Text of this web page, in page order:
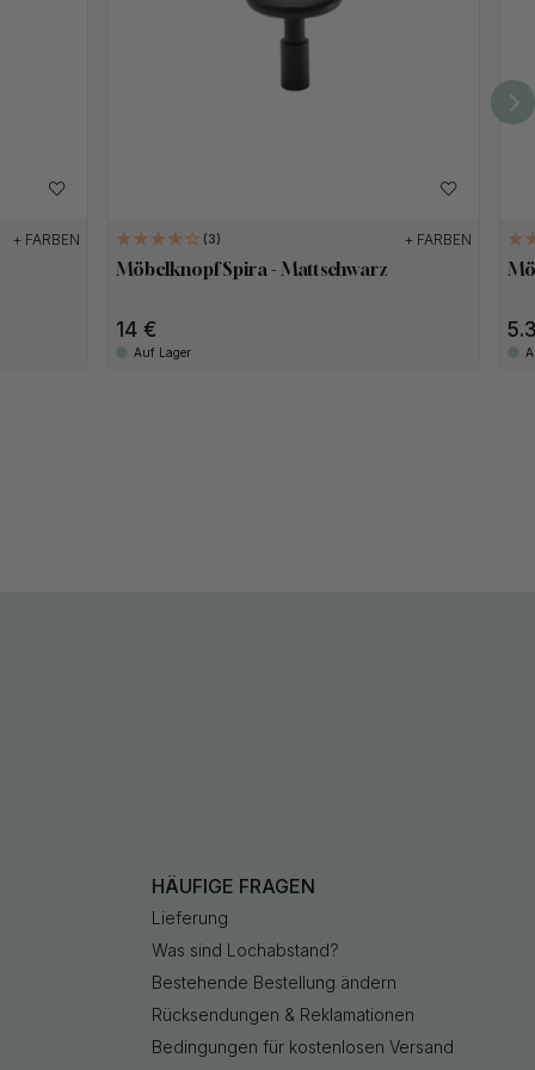
+ FARBEN 3 + FARBEN
Möbelknopf Spira - Mattschwarz
14
Auf Lager
HÄUFIGE FRAGEN
Lieferung
Was sind Lochabstand?
Bestehende Bestellung ändern
Rücksendungen & Reklamationen
Bedingungen für kostenlosen Versand